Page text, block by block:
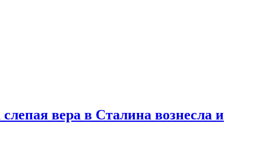
вера в Сталина вознесла и